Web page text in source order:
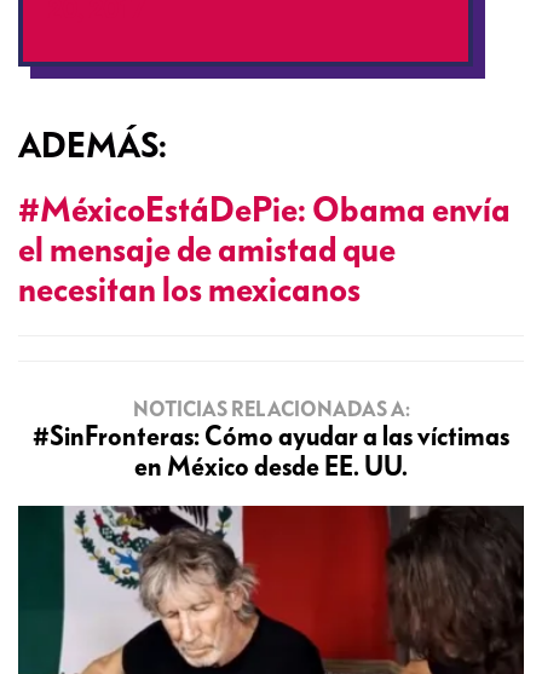
ADEMÁS:
#MéxicoEstáDePie: Obama envía
el mensaje de amistad que
necesitan los mexicanos
NOTICIAS RELACIONADAS A:
#SinFronteras: Cómo ayudar a las víctimas
en México desde EE. UU.